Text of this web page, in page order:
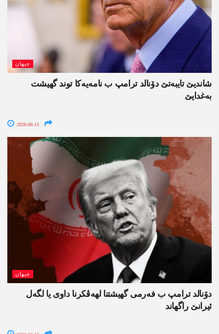
جیھان
شاندیێ تایبەتێ دۆنالد ترامپ ب نامەیەکا توند گھیشت
بەغدایێ
2026-06-15
جیھان
دۆنالد ترامپ ب فەرمی گھیشتنا لھەڤکرنا داوی یا لگەل
ئیرانێ راگھاند